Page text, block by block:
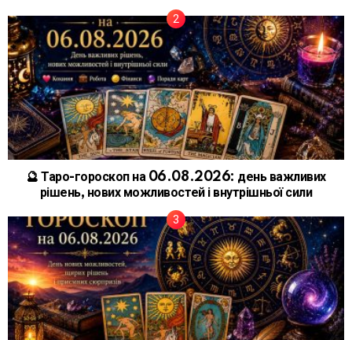
🔮 Таро-гороскоп на 06.08.2026: день важливих
рішень, нових можливостей і внутрішньої сили